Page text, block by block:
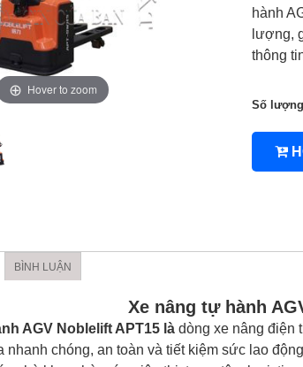
4TNV98
Hover to zoom
hành
lượng,
thông
Số lượng
BÌNH LUẬN
Xe nâng tự hành
AGV Noblelift APT15 là dòng xe nâng điện
nhanh chóng, an toàn và tiết kiệm sức lao